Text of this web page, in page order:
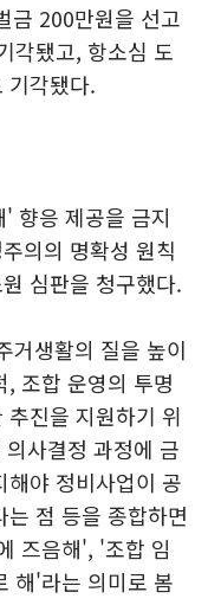
금 200만원을 선고
각됐고, 항소심 도
기각됐다.
향응 제공을 금지
의의 명확성 원칙
심판을 청구했다.
거생활의 질을 높이
조합 운영의 투명
진을 지원하기 위
사결정 과정에 금
야 정비사업이 공
점 등을 종합하면
즈음해', '조합 임
해'라는 의미로 봄